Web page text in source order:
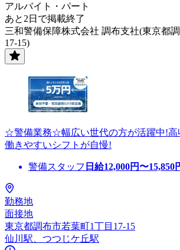
アルバイト・パート
あと2日で掲載終了
三和警備保障株式会社 調布支社(東京都
17-15)
☆警備業務☆幅広い世代の方が活躍中!高
働きやすいシフトが自慢!
警備スタッフ 日給12,000円〜15,850
勤務地
面接地
東京都調布市若葉町1丁目17-15
仙川駅、つつじケ丘駅